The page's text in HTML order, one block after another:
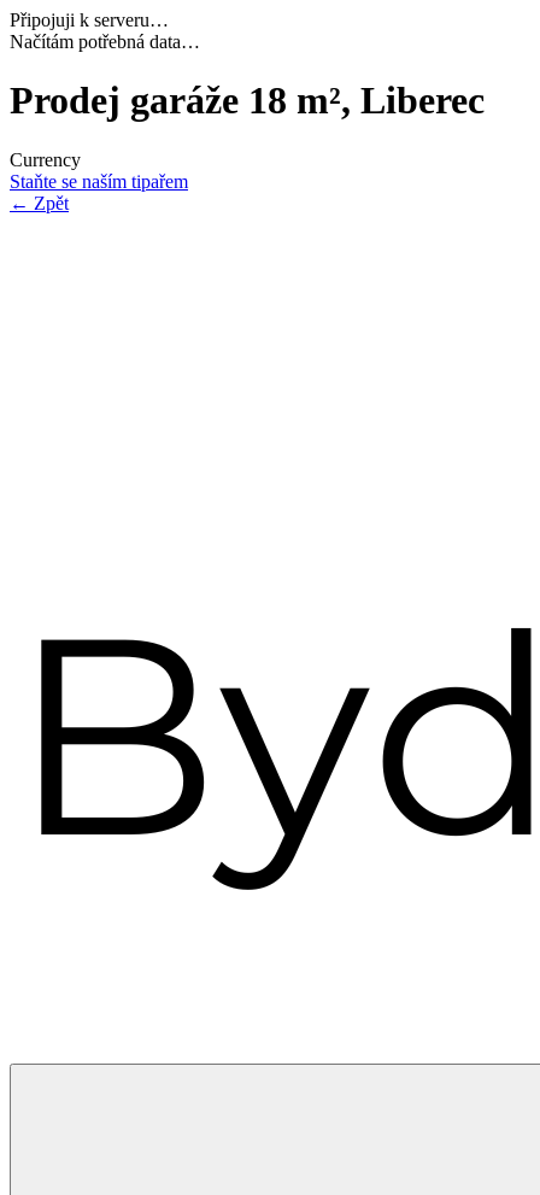
Připojuji k serveru…
Dokončuji inicializaci…
Prodej garáže 18 m², Liberec
Currency
Staňte se naším tipařem
← Zpět